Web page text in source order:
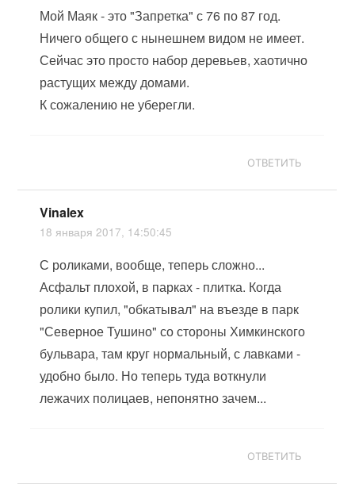
Мой Маяк - это "Запретка" с 76 по 87 год.
Ничего общего с нынешнем видом не имеет.
Сейчас это просто набор деревьев, хаотично
растущих между домами.
К сожалению не уберегли.
ОТВЕТИТЬ
Vinalex
18 января 2017, 14:50:45
С роликами, вообще, теперь сложно...
Асфальт плохой, в парках - плитка. Когда
ролики купил, "обкатывал" на въезде в парк
"Северное Тушино" со стороны Химкинского
бульвара, там круг нормальный, с лавками -
удобно было. Но теперь туда воткнули
лежачих полицаев, непонятно зачем...
ОТВЕТИТЬ